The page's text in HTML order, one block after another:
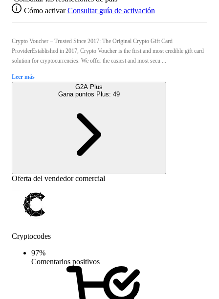
Cómo activar Consultar guía de activación
Crypto Voucher – Trusted Since 2017: The Original Crypto Gift Card
ProviderEstablished in 2017, Crypto Voucher is the first and most credible gift card
solution for cryptocurrencies. We offer the easiest and most secu ...
Leer más
G2A Plus
Gana puntos Plus: 49
Oferta del vendedor comercial
Cryptocodes
97%
Comentarios positivos